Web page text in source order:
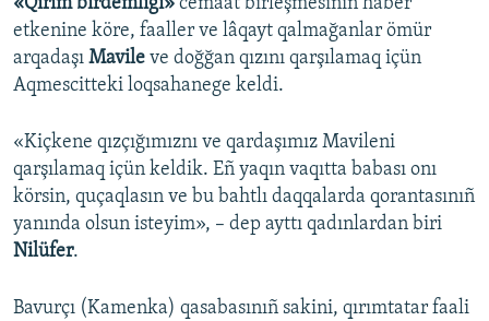
RFE/RS bütün saytları
«Qırım birdemligi» cemaat birleşmesiniñ haber
etkenine köre, faaller ve lâqayt qalmağanlar ömür
arqadaşı Mavile ve doğğan qızını qarşılamaq içün
Aqmescitteki loqsahanege keldi.
«Kiçkene qızçığımıznı ve qardaşımız Mavileni
qarşılamaq içün keldik. Eñ yaqın vaqıtta babası onı
körsin, quçaqlasın ve bu bahtlı daqqalarda qorantasınıñ
yanında olsun isteyim», – dep ayttı qadınlardan biri
Nilüfer.
Bavurçı (Kamenka) qasabasınıñ sakini, qırımtatar faali